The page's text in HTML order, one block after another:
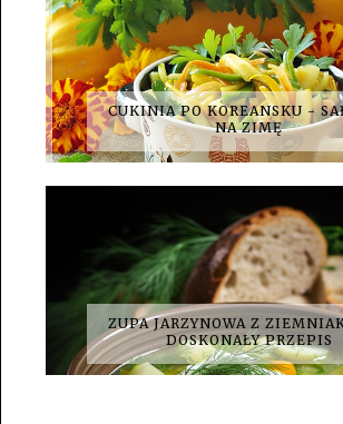
CUKINIA PO KOREANSKU -
NA ZIMĘ
ZUPA JARZYNOWA Z
DOSKONAŁY PRZEPIS